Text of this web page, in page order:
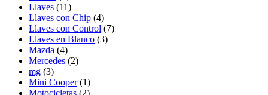
Llaves (11)
Llaves con Chip (4)
Llaves con Control (7)
Llaves en Blanco (3)
Mazda (4)
Mercedes (2)
mg (3)
Mini Cooper (1)
Motocicletas (2)